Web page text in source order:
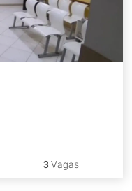
3 Vagas